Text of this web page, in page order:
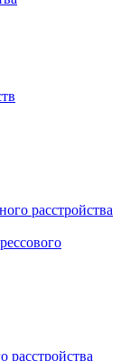
расстройства
расстройства